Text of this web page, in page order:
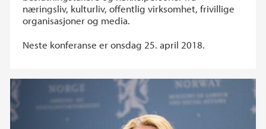
næringsliv, kulturliv, offentlig virksomhet, frivillige
organisasjoner og media.
Neste konferanse er onsdag 25. april 2018.